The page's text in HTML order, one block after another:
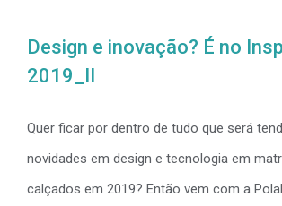
Design e inovação? É no
2019_II
Quer ficar por dentro de tudo que será
novidades em design e tecnologia em
calçados em 2019? Então vem com a